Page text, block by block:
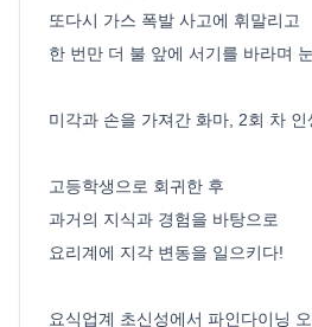
또다시 가스 폭발 사고에 휘말리고
한 번만 더 불 앞에 서기를 바라며
미각과 손을 가져간 화마, 2회 차
고등학생으로 회귀한 후
과거의 지식과 경험을 바탕으로
요리계에 지각 변동을 일으키다!
요식업계 초신성에서 파인다이닝